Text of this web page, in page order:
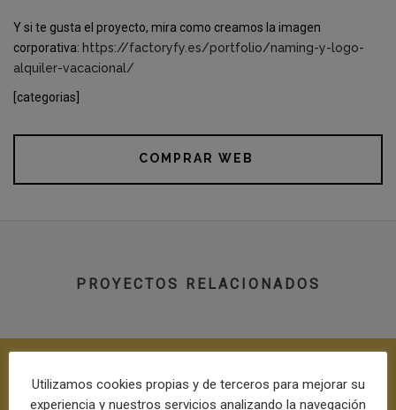
Y si te gusta el proyecto, mira como creamos la imagen
corporativa: https://factoryfy.es/portfolio/naming-y-logo-
alquiler-vacacional/
[categorias]
COMPRAR WEB
PROYECTOS RELACIONADOS
Utilizamos cookies propias y de terceros para mejorar su
experiencia y nuestros servicios analizando la navegación